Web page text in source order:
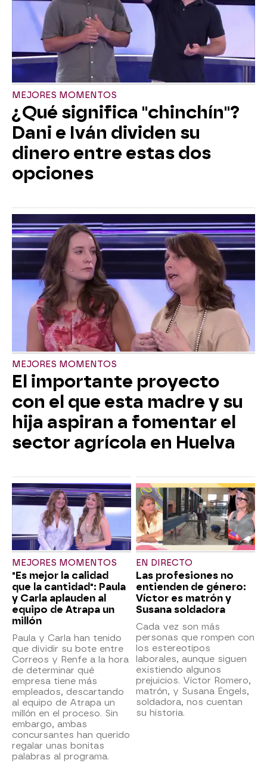
MEJORES MOMENTOS
¿Qué significa "chinchín"?
Dani e Iván dividen su
dinero entre estas dos
opciones
MEJORES MOMENTOS
El importante proyecto
con el que esta madre y su
hija aspiran a fomentar el
sector agrícola en Huelva
MEJORES MOMENTOS
"Es mejor la calidad
que la cantidad": Paula
y Carla aplauden al
equipo de Atrapa un
millón
Paula y Carla han tenido
que dividir su bote entre
Correos y Renfe a la hora
de determinar qué
empresa tiene más
empleados, descartando
al equipo de Atrapa un
millón en el proceso. Sin
embargo, ambas
concursantes han querido
regalar unas bonitas
palabras al programa.
EN DIRECTO
Las profesiones no
entienden de género:
Víctor es matrón y
Susana soldadora
Cada vez son más
personas que rompen con
los estereotipos
laborales, aunque siguen
existiendo algunos
prejuicios. Víctor Romero,
matrón, y Susana Engels,
soldadora, nos cuentan
su historia.